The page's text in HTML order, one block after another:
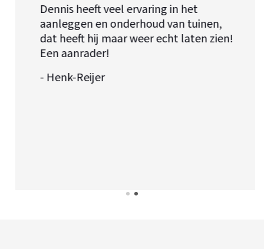
Dennis heeft veel ervaring in het
aanleggen en onderhoud van tuinen,
dat heeft hij maar weer echt laten zien!
Een aanrader!
- Henk-Reijer